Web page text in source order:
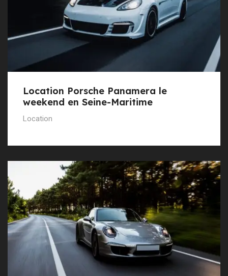
Location Porsche Panamera le
weekend en Seine-Maritime
Location